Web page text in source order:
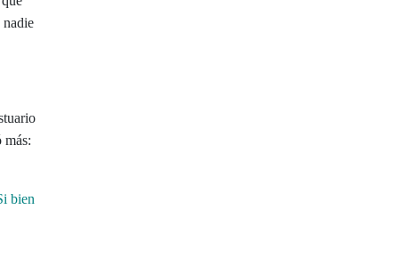
nadie
más:
bien